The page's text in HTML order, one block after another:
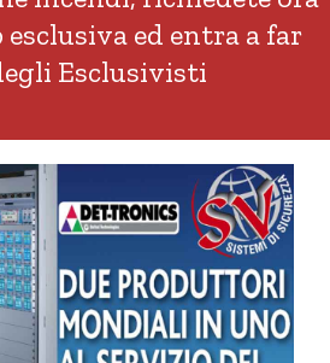
ed entra a far
Esclusivisti